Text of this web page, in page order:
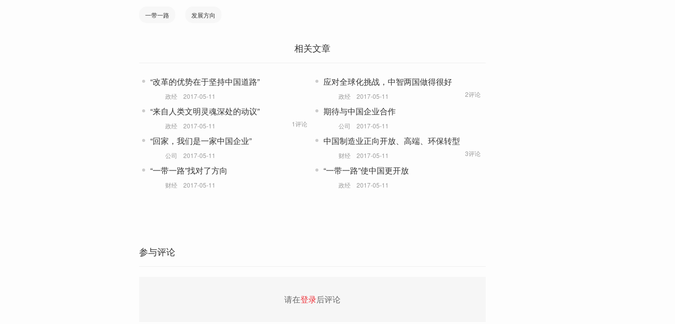
一带一路 发展方向
相关文章
“改革的优势在于坚持中国道路”
政经 2017-05-11
应对全球化挑战，中智两国做得很好
政经 2017-05-11 2评论
“来自人类文明灵魂深处的动议”
政经 2017-05-11 1评论
期待与中国企业合作
公司 2017-05-11
“回家，我们是一家中国企业”
公司 2017-05-11
中国制造业正向开放、高端、环保转型
财经 2017-05-11 3评论
“一带一路”找对了方向
财经 2017-05-11
“一带一路”使中国更开放
政经 2017-05-11
参与评论
请在登录后评论